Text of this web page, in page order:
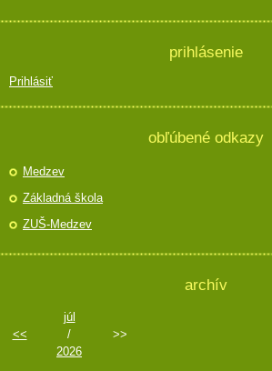
prihlásenie
Prihlásiť
obľúbené odkazy
Medzev
Základná škola
ZUŠ-Medzev
archív
<<
júl
/
2026
>>